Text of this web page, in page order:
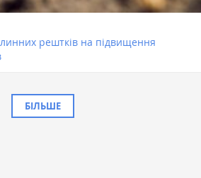
рештків на підвищення
БІЛЬШЕ